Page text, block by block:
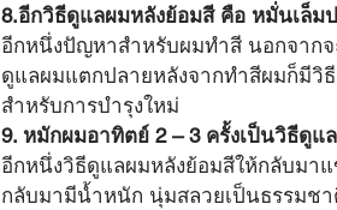
8.อีกวิธีดูแลผมหลังย้อมสี คือ หมั่นเล็ม
อีกหนึ่งปัญหาสำหรับผมทำสี นอกจาก
ดูแลผมแตกปลายหลังจากทำสีผมก็มีวิ
สำหรับการบำรุงใหม่
9. หมักผมอาทิตย์ 2 – 3 ครั้งเป็นวิธีดูแ
อีกหนึ่งวิธีดูแลผมหลังย้อมสีให้กลับมา
กลับมามีน้ำหนัก นุ่มสลวยเป็นธรรมชา